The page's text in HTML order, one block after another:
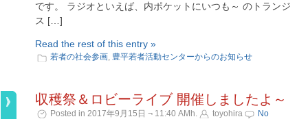
です。 ラジオといえば、内ポケットにいつも～ のトランジ
ス […]
Read the rest of this entry »
若者の社会参画, 豊平若者活動センターからのお知らせ
収穫祭＆ロビーライブ 開催しましたよ～
Posted in 2017年9月15日 ¬ 11:40 AMh. toyohira
No